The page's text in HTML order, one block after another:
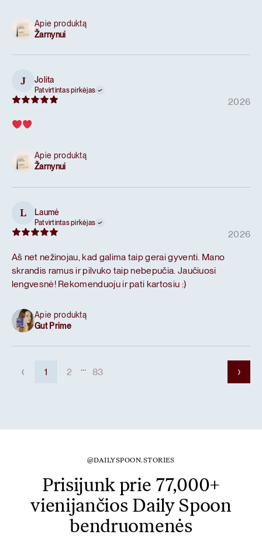
Apie produktą
Žarnynui
J Jolita
Patvirtintas pirkėjas
2026
Apie produktą
Žarnynui
L Laumė
Patvirtintas pirkėjas
2026
Aš net nežinojau, kad galima taip gerai gyventi. Mano
skrandis ramus ir pilvuko taip nebepučia. Jaučiuosi
lengvesnė! Rekomenduoju ir pati kartosiu :)
Apie produktą
Gut Prime
1 2 ... 83
@DAILYSPOON.STORIES
Prisijunk prie 77,000+
vienijančios Daily Spoon
bendruomenės